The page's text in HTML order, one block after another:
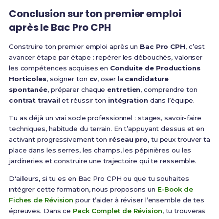
Conclusion sur ton premier emploi
après le Bac Pro CPH
Construire ton premier emploi après un Bac Pro CPH, c’est
avancer étape par étape : repérer les débouchés, valoriser
les compétences acquises en Conduite de Productions
Horticoles, soigner ton cv, oser la candidature
spontanée, préparer chaque entretien, comprendre ton
contrat travailet réussir ton intégrationdans l’équipe.
Tu as déjà un vrai socle professionnel : stages, savoir-faire
techniques, habitude du terrain. En t’appuyant dessus et en
activant progressivement ton réseau pro, tu peux trouver ta
place dans les serres, les champs, les pépinières ou les
jardineries et construire une trajectoire qui te ressemble.
D'ailleurs, si tu es en Bac Pro CPH ou que tu souhaites
intégrer cette formation, nous proposons un E-Book de
Fiches de Révision pour t’aider à réviser l’ensemble de tes
épreuves. Dans ce Pack Complet de Révision, tu trouveras